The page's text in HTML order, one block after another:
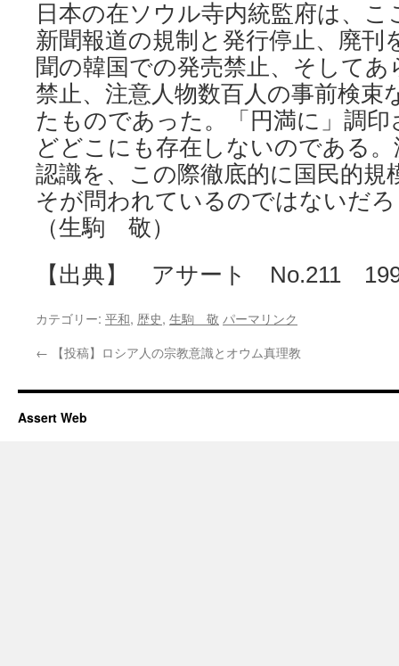
日本の在ソウル寺内統監府は、
新聞報道の規制と発行停止、廃刊
聞の韓国での発売禁止、そして
禁止、注意人物数百人の事前検束
たものであった。「円満に」調
どどこにも存在しないのである
認識を、この際徹底的に国民的規
そが問われているのではないだ
（生駒 敬）
【出典】 アサート No.211
カテゴリー: 平和, 歴史, 生駒 敬 パーマリンク
← 【投稿】ロシア人の宗教意識とオウム真理教
Assert Web